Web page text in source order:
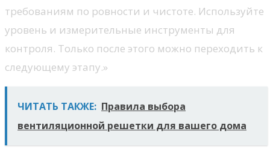
требованиям по ровности и чистоте. Используйте
уровень и измерительные инструменты для
контроля. Только после этого можно переходить к
следующему этапу.»
ЧИТАТЬ ТАКЖЕ: Правила выбора
вентиляционной решетки для вашего дома